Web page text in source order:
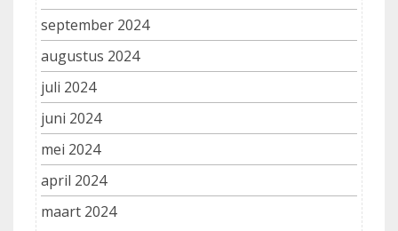
september 2024
augustus 2024
juli 2024
juni 2024
mei 2024
april 2024
maart 2024